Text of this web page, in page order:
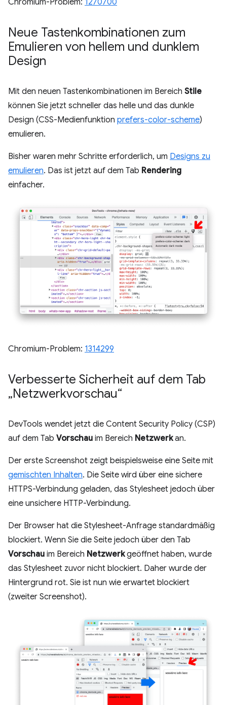
Chromium-Problem: 1270700
Neue Tastenkombinationen zum
Emulieren von hellem und dunklem
Design
Mit den neuen Tastenkombinationen im Bereich Stile
können Sie jetzt schneller das helle und das dunkle
Design (CSS-Medienfunktion prefers-color-scheme)
emulieren.
Bisher waren mehr Schritte erforderlich, um Designs zu
emulieren. Das ist jetzt auf dem Tab Rendering
einfacher.
Chromium-Problem: 1314299
Verbesserte Sicherheit auf dem Tab
„Netzwerkvorschau“
DevTools wendet jetzt die Content Security Policy (CSP)
auf dem Tab Vorschau im Bereich Netzwerkan.
Der erste Screenshot zeigt beispielsweise eine Seite mit
gemischten Inhalten. Die Seite wird über eine sichere
HTTPS-Verbindung geladen, das Stylesheet jedoch über
eine unsichere HTTP-Verbindung.
Der Browser hat die Stylesheet-Anfrage standardmäßig
blockiert. Wenn Sie die Seite jedoch über den Tab
Vorschau im Bereich Netzwerkgeöffnet haben, wurde
das Stylesheet zuvor nicht blockiert. Daher wurde der
Hintergrund rot. Sie ist nun wie erwartet blockiert
(zweiter Screenshot).